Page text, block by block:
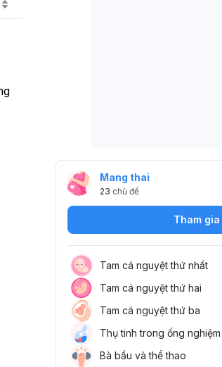
Mang thai
23 chủ đề
Tham gia
Tam cá nguyệt thứ nhất
Tam cá nguyệt thứ hai
Tam cá nguyệt thứ ba
Thụ tinh trong ống nghiệm
Bà bầu và thể thao